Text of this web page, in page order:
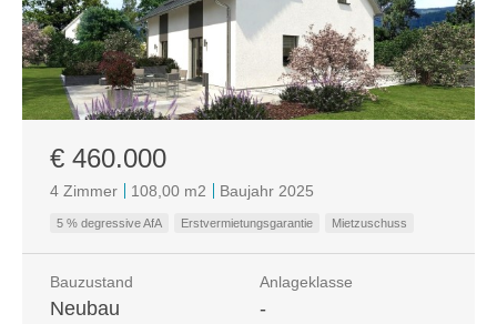
€ 460.000
4 Zimmer 108,00 m2 Baujahr 2025
5 % degressive AfA Erstvermietungsgarantie Mietzuschuss
Bauzustand
Neubau
Anlageklasse
-